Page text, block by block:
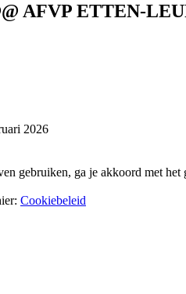
AFVP ETTEN-
2026
gebruiken, ga je akkoord met het
Cookiebeleid